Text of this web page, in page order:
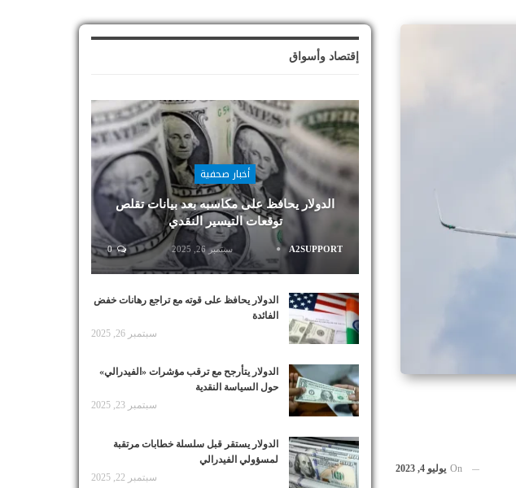
On يوليو 4, 2023
إقتصاد وأسواق
أخبار صحفية
الدولار يحافظ على مكاسبه بعد بيانات تقلص
توقعات التيسير النقدي
A2SUPPORT سبتمبر 26, 2025 0
الدولار يحافظ على قوته مع تراجع رهانات خفض
الفائدة
سبتمبر 26, 2025
الدولار يتأرجح مع ترقب مؤشرات «الفيدرالي»
حول السياسة النقدية
سبتمبر 23, 2025
الدولار يستقر قبل سلسلة خطابات مرتقبة
لمسؤولي الفيدرالي
سبتمبر 22, 2025